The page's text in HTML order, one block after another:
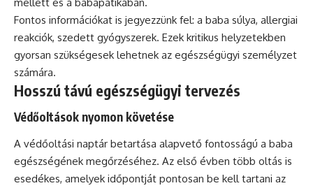
Fontos információkat is jegyezzünk fel: a baba súlya, allergiai
reakciók, szedett gyógyszerek. Ezek kritikus helyzetekben
gyorsan szükségesek lehetnek az egészségügyi személyzet
számára.
Hosszú távú egészségügyi tervezés
Védőoltások nyomon követése
A védőoltási naptár betartása alapvető fontosságú a baba
egészségének megőrzéséhez. Az első évben több oltás is
esedékes, amelyek időpontját pontosan be kell tartani az